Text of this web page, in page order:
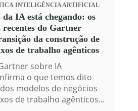
INTELIGÊNCIA ARTIFICIAL
da IA está chegando: os
do Gartner
da construção de
de trabalho agênticos
sobre IA
o que temos dito
modelos de negócios
de trabalho agênticos...